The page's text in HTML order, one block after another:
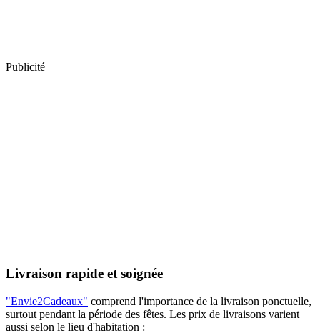
Publicité
Livraison rapide et soignée
"Envie2Cadeaux" comprend l'importance de la livraison ponctuelle,
surtout pendant la période des fêtes. Les prix de livraisons varient
aussi selon le lieu d'habitation :